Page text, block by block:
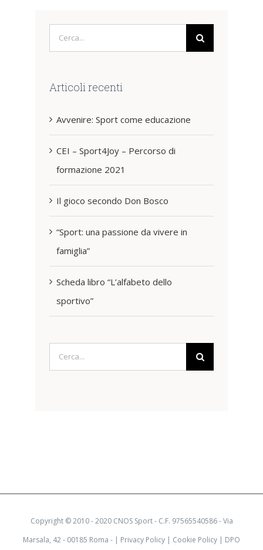
Cerca
per:
Articoli recenti
Avvenire: Sport come educazione
CEI – Sport4Joy – Percorso di
formazione 2021
Il gioco secondo Don Bosco
“Sport: una passione da vivere in
famiglia”
Scheda libro “L’alfabeto dello
sportivo”
Cerca
per:
Copyright © 2010 - 2020 CNOS Sport - C.F. 97565540586 - Via
Marsala, 42 - 00185 Roma - | Privacy Policy | Cookie Policy | DPO